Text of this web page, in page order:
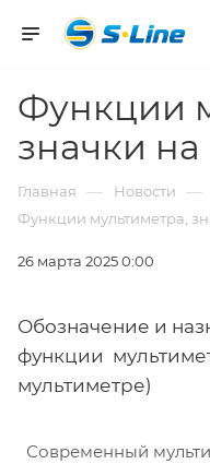
Функции
значки
Главная — Новости —
Функции мультиметра,
26 марта 2025 0:00
Обозначение и
функции
мультиметре)
Современный